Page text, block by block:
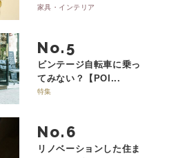
家具・インテリア
No.
ビンテージ自転車に乗っ
てみない？【POI...
特集
No.
リノベーションした住ま